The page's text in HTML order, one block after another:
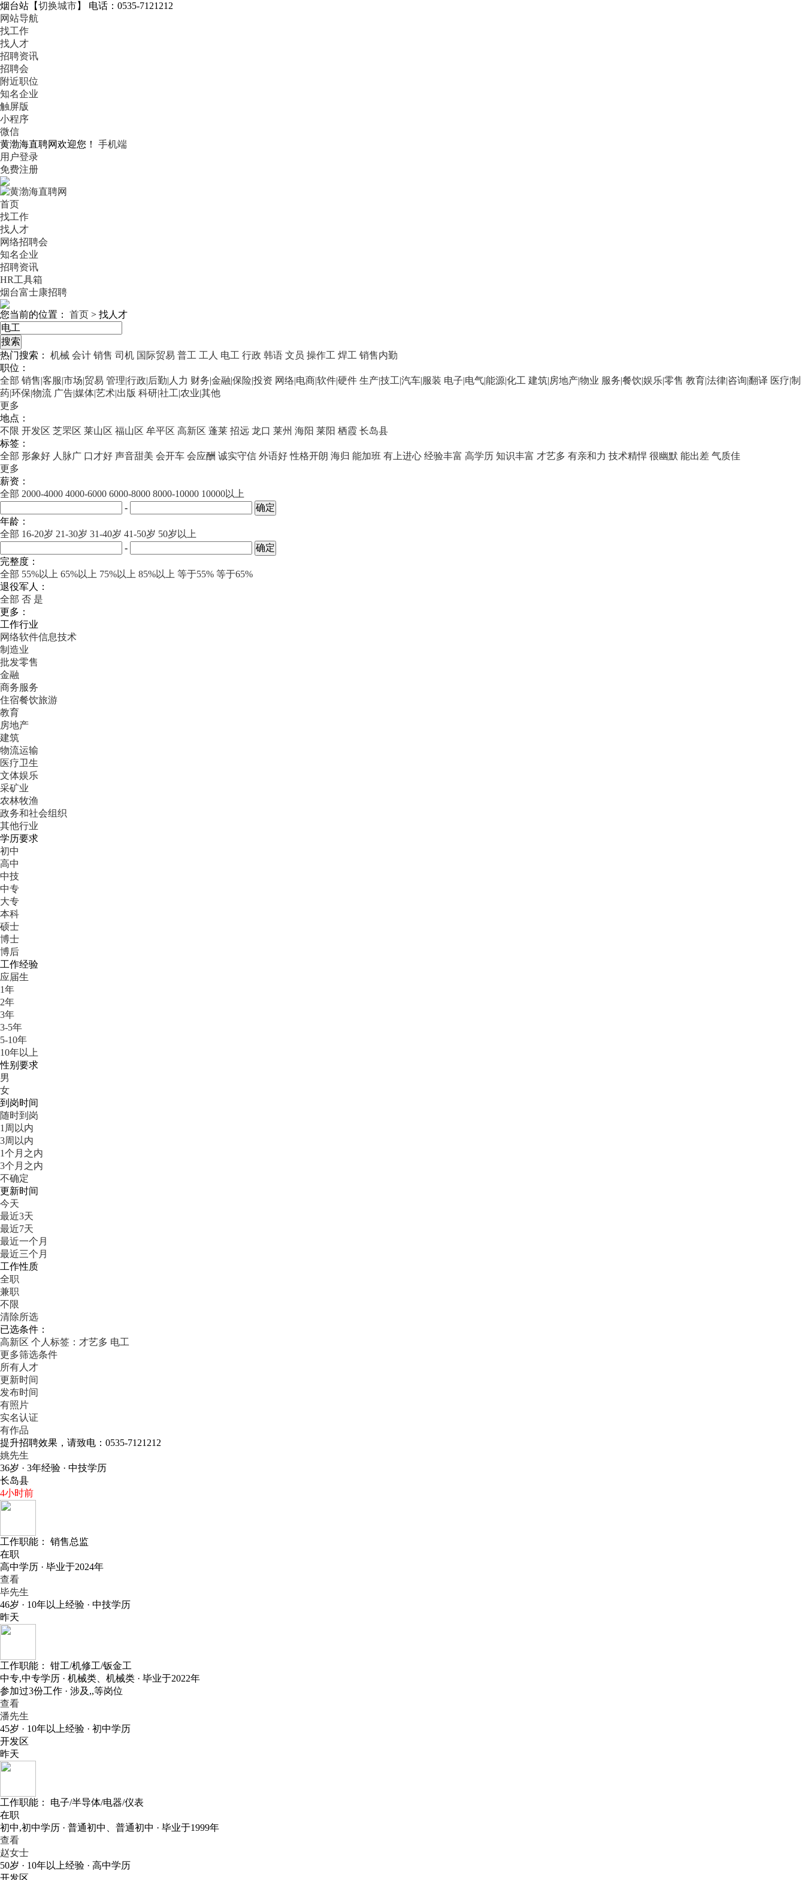
烟台站 【切换城市】
电话：0535-7121212
网站导航
找工作
找人才
招聘资讯
招聘会
附近职位
知名企业
触屏版
小程序
微信
黄渤海直聘网欢迎您！
手机端
用户登录
免费注册
首页
找工作
找人才
网络招聘会
知名企业
招聘资讯
HR工具箱
烟台富士康招聘
您当前的位置： 首页 > 找人才
热门搜索： 机械 会计 销售 司机 国际贸易 普工 工人 电工 行政 韩语 文员 操作工 焊工 销售内勤
职位：
全部 销售|客服|市场|贸易 管理|行政|后勤|人力 财务|金融|保险|投资 网络|电商|软件|硬件 生产|技工|汽车|服装 电子|电气|能源|化工 建筑|房地产|物业 服务|餐饮|娱乐|零售 教育|法律|咨询|翻译 医疗|制
药|环保|物流 广告|媒体|艺术|出版 科研|社工|农业|其他
更多
地点：
不限 开发区 芝罘区 莱山区 福山区 牟平区 高新区 蓬莱 招远 龙口 莱州 海阳 莱阳 栖霞 长岛县
标签：
全部 形象好 人脉广 口才好 声音甜美 会开车 会应酬 诚实守信 外语好 性格开朗 海归 能加班 有上进心 经验丰富 高学历 知识丰富 才艺多 有亲和力 技术精悍 很幽默 能出差 气质佳
更多
薪资：
全部 2000-4000 4000-6000 6000-8000 8000-10000 10000以上
-
年龄：
全部 16-20岁 21-30岁 31-40岁 41-50岁 50岁以上
-
完整度：
全部 55%以上 65%以上 75%以上 85%以上 等于55% 等于65%
退役军人：
全部 否 是
更多：
工作行业
网络软件信息技术
制造业
批发零售
金融
商务服务
住宿餐饮旅游
教育
房地产
建筑
物流运输
医疗卫生
文体娱乐
采矿业
农林牧渔
政务和社会组织
其他行业
学历要求
初中
高中
中技
中专
大专
本科
硕士
博士
博后
工作经验
应届生
1年
2年
3年
3-5年
5-10年
10年以上
性别要求
男
女
到岗时间
随时到岗
1周以内
3周以内
1个月之内
3个月之内
不确定
更新时间
今天
最近3天
最近7天
最近一个月
最近三个月
工作性质
全职
兼职
不限
清除所选
已选条件：
高新区 个人标签：才艺多 电工
更多筛选条件
所有人才
更新时间
发布时间
有照片
实名认证
有作品
提升招聘效果，请致电：0535-7121212
姚先生
36岁 · 3年经验 · 中技学历
长岛县
4小时前
工作职能： 销售总监
在职
高中学历 · 毕业于2024年
查看
毕先生
46岁 · 10年以上经验 · 中技学历
昨天
工作职能： 钳工/机修工/钣金工
中专,中专学历 · 机械类、机械类 · 毕业于2022年
参加过3份工作 · 涉及,,等岗位
查看
潘先生
45岁 · 10年以上经验 · 初中学历
开发区
昨天
工作职能： 电子/半导体/电器/仪表
在职
初中,初中学历 · 普通初中、普通初中 · 毕业于1999年
查看
赵女士
50岁 · 10年以上经验 · 高中学历
开发区